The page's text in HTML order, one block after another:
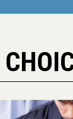
PR